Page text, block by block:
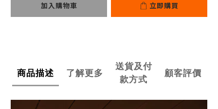
加入購物車 立即購買
商品描述 了解更多
送貨及付
款方式
顧客評價